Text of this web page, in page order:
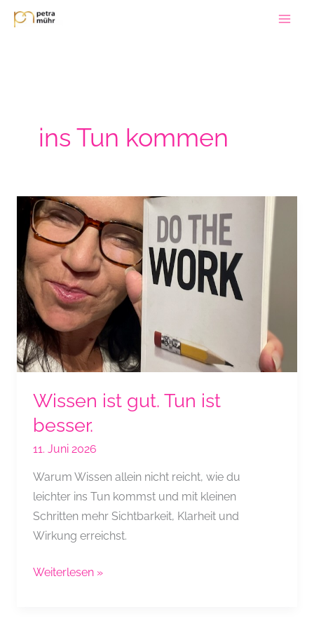
Zum
Inhalt
ins Tun kommen
Wissen ist gut. Tun ist
besser.
11. Juni 2026
Warum Wissen allein nicht reicht, wie du
leichter ins Tun kommst und mit kleinen
Schritten mehr Sichtbarkeit, Klarheit und
Wirkung erreichst.
Wissen
Weiterlesen »